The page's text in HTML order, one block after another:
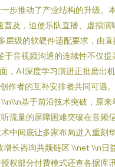
步推动了产业结构的升级。
及，迫使乐队直播、虚拟
级的软硬件适配要求，由
音视频沟通的连续性不仅
，AI深度学习演进正批磨出
作者的互补安排者共同可遇
基于前沿技术突破，原
流量的屏障困难突破在音频
中间底让多家布局进入重刻
长咨询共频链区 \\net \\n日
权部分付费模式还查各据库